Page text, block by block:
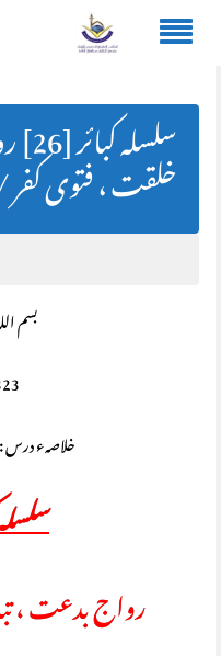
content
خلقت ، فتوی کفر /
بسم
خلاصہء درس
رواج بدعت ،